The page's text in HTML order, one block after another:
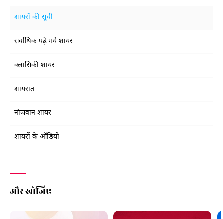
शायरों की सूची
सर्वाधिक पढ़े गये शायर
क्लासिकी शायर
शायरात
नौजवान शायर
शायरों के ऑडियो
और खोजिए